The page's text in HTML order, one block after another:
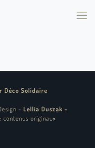
Déco Solidaire
- Lellia Duszak -
contenus originaux